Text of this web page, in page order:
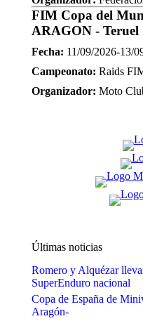
FIM Copa del
ARAGON - Teruel
Fecha: 11/09/2026-13/
Campeonato: Raids
Organizador: Moto
Últimas noticias
Romero y Alquézar
SuperEnduro nacional
Copa de España de
Aragón-